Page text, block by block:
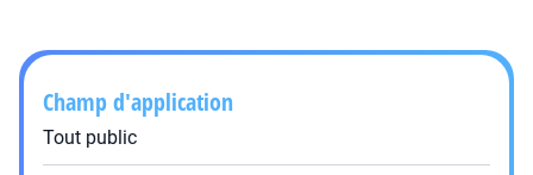
Champ d'application
Tout public